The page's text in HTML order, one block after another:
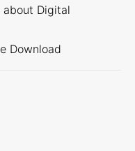
about Digital
Download